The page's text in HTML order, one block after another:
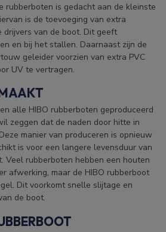
rubberboten is gedacht aan de kleinste
is de toevoeging van extra
drijvers van de boot. Dit geeft
en bij het stallen. Daarnaast zijn de
geleider voorzien van extra PVC
UV te vertragen.
alle HIBO rubberboten geproduceerd
zeggen dat de naden door hitte in
manier van produceren is opnieuw
is voor een langere levensduur van
Veel rubberboten hebben een houten
afwerking, maar de HIBO rubberboot
Dit voorkomt snelle slijtage en
de boot.